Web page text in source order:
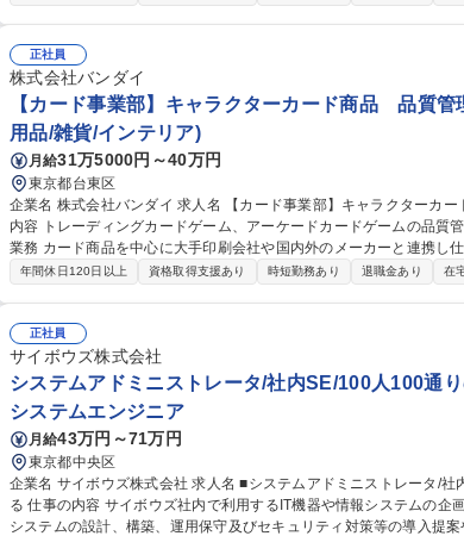
学会有識者との技術渉外対応/トヨタG中核
正社員
株式会社バンダイ
【カード事業部】キャラクターカード商品 品質管
用品/雑貨/インテリア)
月給31万5000円～40万円
東京都台東区
企業名 株式会社バンダイ 求人名 【カード事業部】キャラクターカード商品 品質管理担当★シェア拡大中 仕事の
内容 トレーディングカードゲーム、アーケードカードゲームの品質管理を担当い
業務 カード商品を中心に大手印刷会社や国内外のメーカーと連携し
向上、持続性向上に向けた各種取組み 募集職種 【カード事業部】キャラクターカード商品 品質管理担当★シェア
年間休日120日以上 資格取得支援あり 時短勤務あり 退職金あり 在
正社員
サイボウズ株式会社
システムアドミニストレータ/社内SE/100人100通
システムエンジニア
月給43万円～71万円
東京都中央区
企業名 サイボウズ株式会社 求人名 ■システムアドミニストレータ/社内SE/100人100通りのマッチングをITで支え
る 仕事の内容 サイボウズ社内で利用するIT機器や情報システムの企画・設計・調達・運用を担っています。情報
システムの設計、構築、運用保守及びセキュリティ対策等の導入提